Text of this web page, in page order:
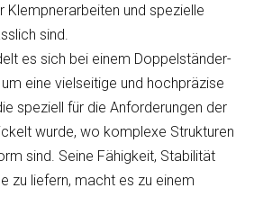
Klempnerarbeiten und spezielle
sind.
es sich bei einem Doppelständer-
eine vielseitige und hochpräzise
speziell für die Anforderungen der
wurde, wo komplexe Strukturen
sind. Seine Fähigkeit, Stabilität
zu liefern, macht es zu einem